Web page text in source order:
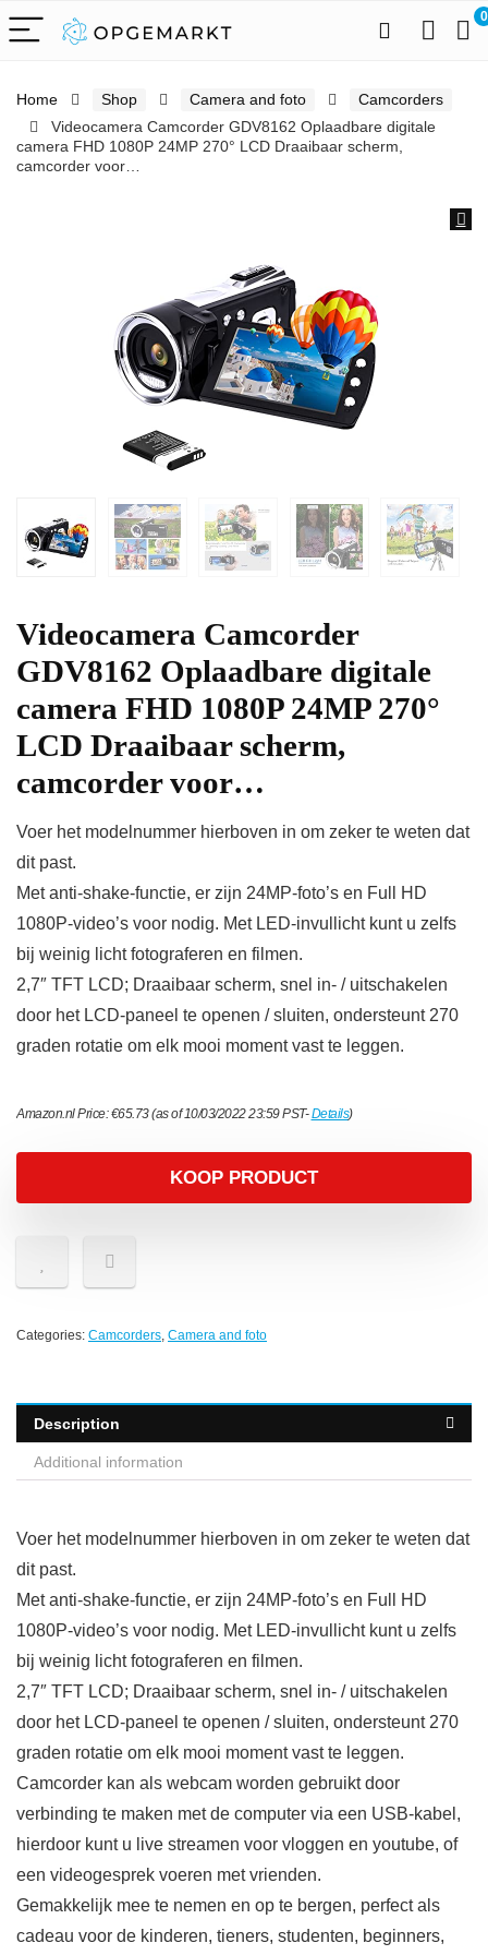
0
Home Shop Camera and foto
Camcorders
Videocamera Camcorder GDV8162 Oplaadbare digitale
camera FHD 1080P 24MP 270° LCD Draaibaar scherm,
camcorder voor…
Videocamera Camcorder
GDV8162 Oplaadbare digitale
camera FHD 1080P 24MP 270°
LCD Draaibaar scherm,
camcorder voor…
Voer het modelnummer hierboven in om zeker te weten dat
dit past.
Met anti-shake-functie, er zijn 24MP-foto’s en Full HD
1080P-video’s voor nodig. Met LED-invullicht kunt u zelfs
bij weinig licht fotograferen en filmen.
2,7″ TFT LCD; Draaibaar scherm, snel in- / uitschakelen
door het LCD-paneel te openen / sluiten, ondersteunt 270
graden rotatie om elk mooi moment vast te leggen.
Amazon.nl Price:€65.73(as of 10/03/2022 23:59 PST-Details)
KOOP PRODUCT
Categories: Camcorders, Camera and foto
Description
Additional information
Voer het modelnummer hierboven in om zeker te weten dat
dit past.
Met anti-shake-functie, er zijn 24MP-foto’s en Full HD
1080P-video’s voor nodig. Met LED-invullicht kunt u zelfs
bij weinig licht fotograferen en filmen.
2,7″ TFT LCD; Draaibaar scherm, snel in- / uitschakelen
door het LCD-paneel te openen / sluiten, ondersteunt 270
graden rotatie om elk mooi moment vast te leggen.
Camcorder kan als webcam worden gebruikt door
verbinding te maken met de computer via een USB-kabel,
hierdoor kunt u live streamen voor vloggen en youtube, of
een videogesprek voeren met vrienden.
Gemakkelijk mee te nemen en op te bergen, perfect als
cadeau voor de kinderen, tieners, studenten, beginners,